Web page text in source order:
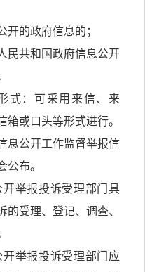
开的政府信息的；
民共和国政府信息公开
式：可采用来信、来
箱或口头等形式进行。
息公开工作监督举报信
公布。
举报投诉受理部门具
的受理、登记、调查、
举报投诉受理部门应